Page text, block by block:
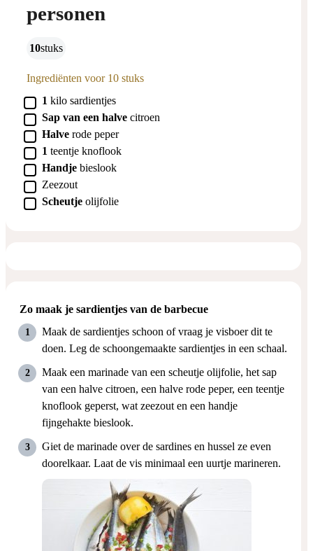
personen
10 stuks
Ingrediënten voor 10 stuks
▢
1 kilo sardientjes
▢
Sap van een halve citroen
▢
Halve rode peper
▢
1 teentje knoflook
▢
Handje bieslook
▢
Zeezout
▢
Scheutje olijfolie
Zo maak je sardientjes van de barbecue
Maak de sardientjes schoon of vraag je visboer dit te
doen. Leg de schoongemaakte sardientjes in een schaal.
Maak een marinade van een scheutje olijfolie, het sap
van een halve citroen, een halve rode peper, een teentje
knoflook geperst, wat zeezout en een handje
fijngehakte bieslook.
Giet de marinade over de sardines en hussel ze even
doorelkaar. Laat de vis minimaal een uurtje marineren.